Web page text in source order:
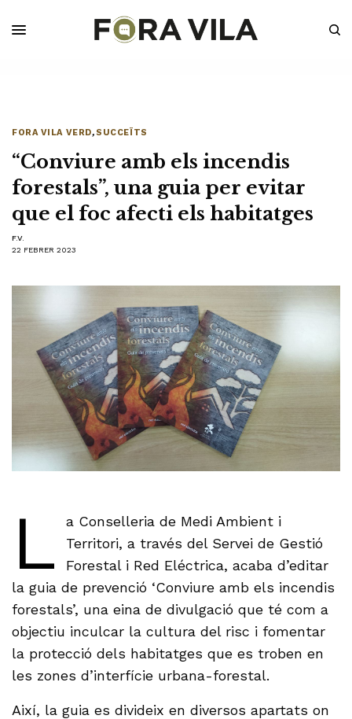
FORA VILA VERD,SUCCEÏTS
“Conviure amb els incendis
forestals”, una guia per evitar
que el foc afecti els habitatges
F.V.
22 FEBRER 2023
L
a Conselleria de Medi Ambient i
Territori, a través del Servei de Gestió
Forestal i Red Eléctrica, acaba d’editar
la guia de prevenció ‘Conviure amb els incendis
forestals’, una eina de divulgació que té com a
objectiu inculcar la cultura del risc i fomentar
la protecció dels habitatges que es troben en
les zones d’interfície urbana-forestal.
Així, la guia es divideix en diversos apartats on